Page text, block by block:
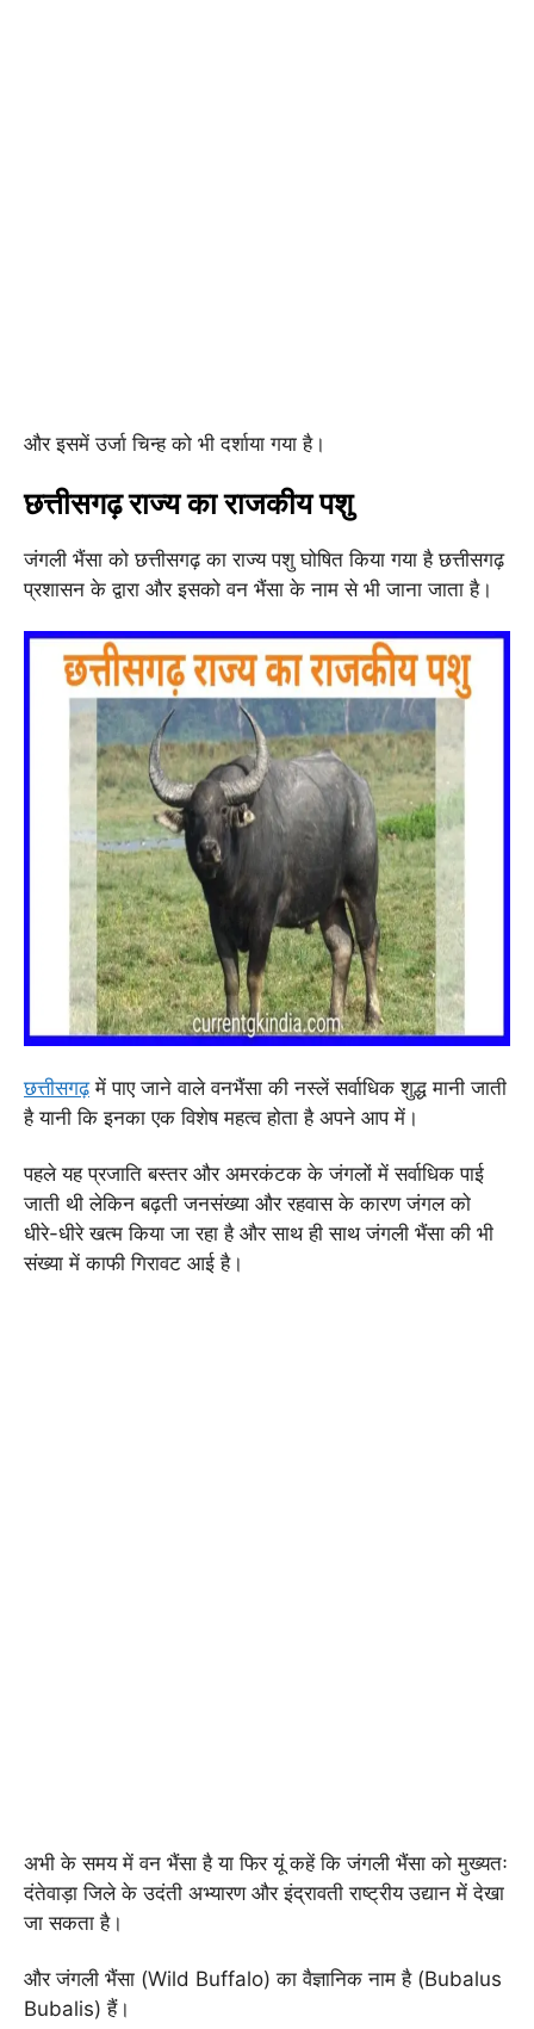
और इसमें उर्जा चिन्ह को भी दर्शाया गया है।
छत्तीसगढ़ राज्य का राजकीय पशु
जंगली भैंसा को छत्तीसगढ़ का राज्य पशु घोषित किया गया है छत्तीसगढ़
प्रशासन के द्वारा और इसको वन भैंसा के नाम से भी जाना जाता है।
छत्तीसगढ़में पाए जाने वाले वनभैंसा की नस्लें सर्वाधिक शुद्ध मानी जाती
है यानी कि इनका एक विशेष महत्व होता है अपने आप में।
पहले यह प्रजाति बस्तर और अमरकंटक के जंगलों में सर्वाधिक पाई
जाती थी लेकिन बढ़ती जनसंख्या और रहवास के कारण जंगल को
धीरे-धीरे खत्म किया जा रहा है और साथ ही साथ जंगली भैंसा की भी
संख्या में काफी गिरावट आई है।
अभी के समय में वन भैंसा है या फिर यूं कहें कि जंगली भैंसा को मुख्यतः
दंतेवाड़ा जिले के उदंती अभ्यारण और इंद्रावती राष्ट्रीय उद्यान में देखा
जा सकता है।
और जंगली भैंसा (Wild Buffalo) का वैज्ञानिक नाम है (Bubalus
Bubalis) हैं।